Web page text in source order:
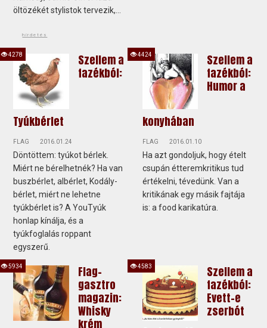
öltözékét stylistok tervezik,...
hirdetés
Szellem a
fazékból:
Tyúkbérlet
FLAG 2016.01.24
Döntöttem: tyúkot bérlek.
Miért ne bérelhetnék? Ha van
buszbérlet, albérlet, Kodály-
bérlet, miért ne lehetne
tyúkbérlet is? A YouTyúk
honlap kínálja, és a
tyúkfoglalás roppant
egyszerű.
4278
Szellem a
fazékból:
Humor a
konyhában
FLAG 2016.01.10
Ha azt gondoljuk, hogy ételt
csupán étteremkritikus tud
értékelni, tévedünk. Van a
kritikának egy másik fajtája
is: a food karikatúra.
4424
Flag-
gasztro
magazin:
Whisky
krém
5934
Szellem a
fazékból:
Evett-e
zserbót
4583